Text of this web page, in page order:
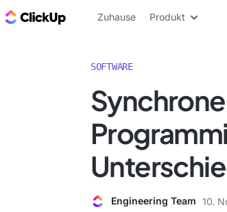
ClickUp Blog
Zuhause Produkt
SOFTWARE
Engineering Team 10.